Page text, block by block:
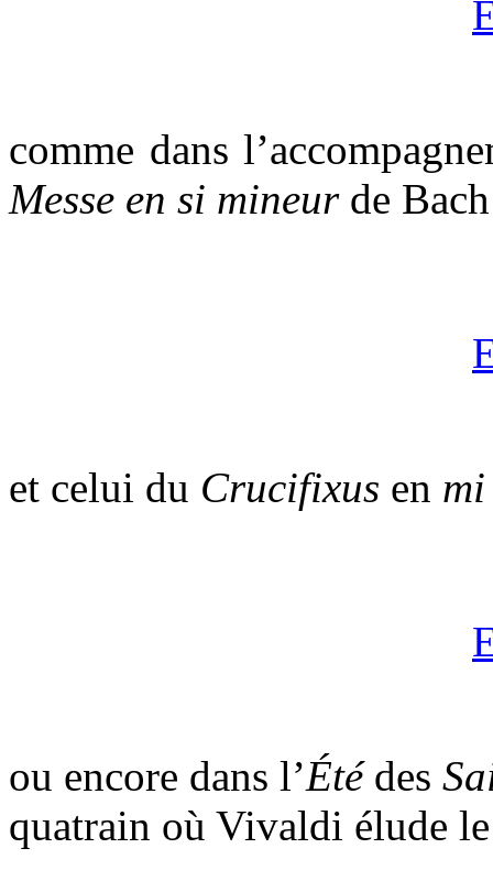
comme dans
Messe en si mineurde Bach
et celui du Crucifixus en mi
ou encore dans l’Étédes
quatrain où Vivaldi élude